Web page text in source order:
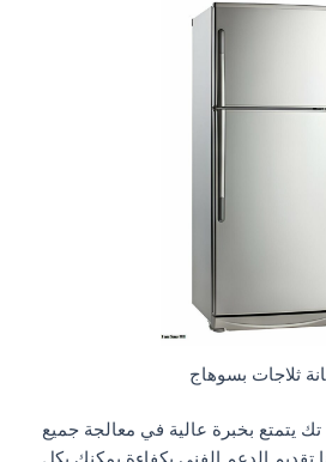
ثلاجات بسوهاج
يتمتع بخبرة عالية في معالجة جميع